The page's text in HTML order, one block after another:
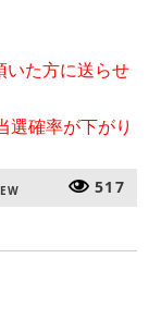
た方に送らせ
確率が下がり
517